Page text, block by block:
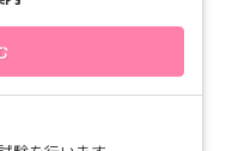
阿保